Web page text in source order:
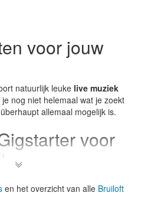
voor jouw
natuurlijk leuke live muziek
nog niet helemaal wat je zoekt
allemaal mogelijk is.
voor
actdie wat meer pop speelt
en het overzicht van alle Bruiloft